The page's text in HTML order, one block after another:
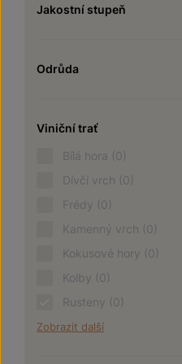
Jakostní stupeň
Odrůda
Viniční trať
Bílá hora (0)
Dívčí vrch (0)
Frédy (0)
Kamenný vrch (0)
Kokusové hory (0)
Kolby (0)
Rusteny (0)
Zobrazit další